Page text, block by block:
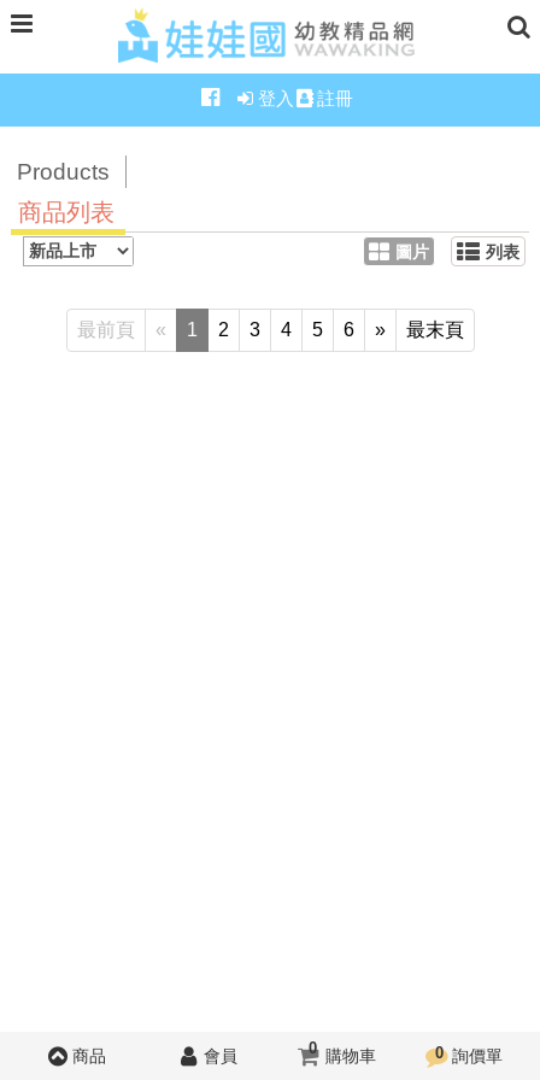
登入 註冊
Products
商品列表
圖片 列表
最前頁 « 1 2 3 4 5 6 » 最末頁
商品 會員 0 購物車 0 詢價單